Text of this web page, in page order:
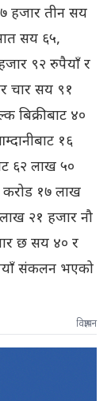
हजार तीन सय
सय ६५,
९२ रुपैयाँ र
चार सय ९१
४०
१६
६२ लाख ५०
करोड १७ लाख
२१ हजार नौ
छ सय ४० र
संकलन भएको
विज्ञापन